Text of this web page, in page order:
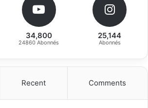
34,800
24860 Abonnés
25,144
Abonnés
Recent Comments